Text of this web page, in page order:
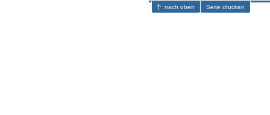
nach oben Seite drucken